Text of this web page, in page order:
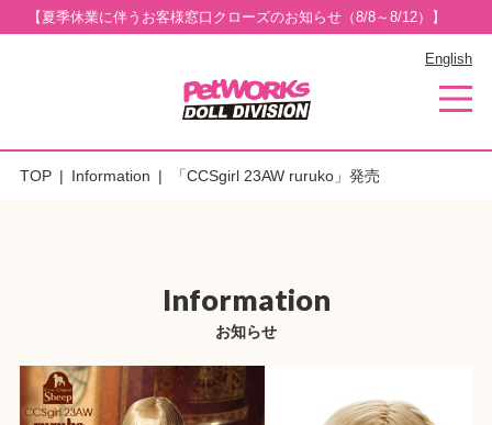
【夏季休業に伴うお客様窓口クローズのお知らせ（8/8～8/12）】
English
TOP Information 「CCSgirl 23AW ruruko」発売
Information
お知らせ